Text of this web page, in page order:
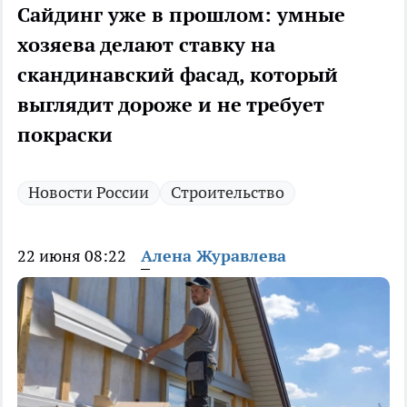
Сайдинг уже в прошлом: умные
хозяева делают ставку на
скандинавский фасад, который
выглядит дороже и не требует
покраски
Новости России Строительство
22 июня 08:22 Алена Журавлева